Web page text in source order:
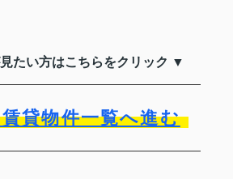
たい方はこちらをクリック ▼
貸物件一覧へ進む